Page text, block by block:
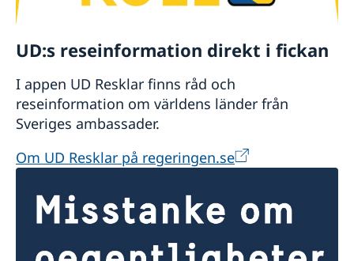
UD:s reseinformation direkt i fickan
I appen UD Resklar finns råd och
reseinformation om världens länder från
Sveriges ambassader.
Om UD Resklar på regeringen.se